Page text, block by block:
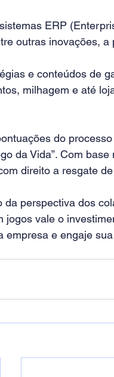
ERP
outras inovações, a
e conteúdos de
milhagem e até
do
da Vida”. Com
direito a resgate
perspectiva dos
vale o
empresa e engaje